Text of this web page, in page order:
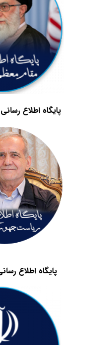
پایگاه اطلاع
پایگاه اطلاع